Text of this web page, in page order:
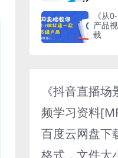
《从
产品
载
《抖音直播
频学习资料
百度云网盘下
格式，文件大